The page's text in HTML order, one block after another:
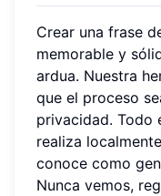
Crear una frase
memorable y
ardua. Nuestra
que el proceso
privacidad. Todo
realiza
conoce como
Nunca vemos,